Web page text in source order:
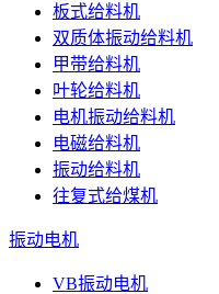
板式给料机
双质体振动给料机
甲带给料机
叶轮给料机
电机振动给料机
电磁给料机
振动给料机
往复式给煤机
振动电机
VB振动电机